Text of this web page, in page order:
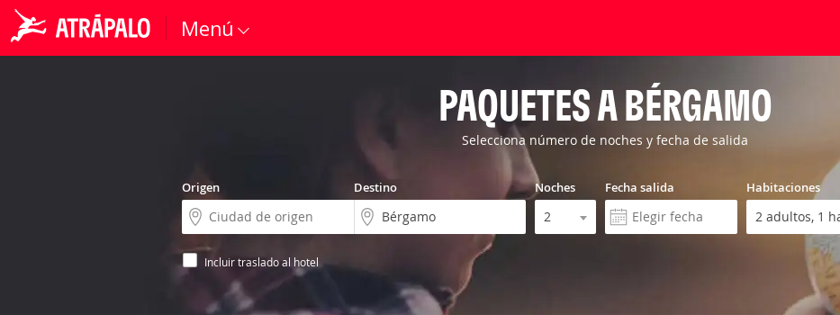
Menú
PAQUETES A BÉRGAMO
Selecciona número de noches y fecha de salida
Origen Destino Noches Fecha salida Habitaciones
Incluir traslado al hotel